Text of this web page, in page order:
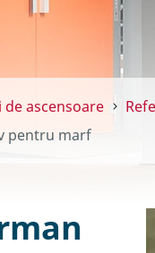
de ascensoare
pentru marf